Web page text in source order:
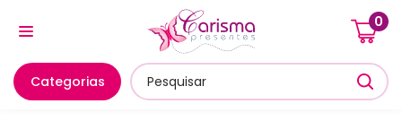
0
Categorias
Cozinha E Utensílios Mesa Posta E Servir Banheiro